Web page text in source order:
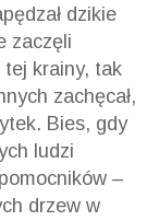
dzikie
zaczęli
tej krainy, tak
zachęcał,
Bies, gdy
ludzi
–
drzew w